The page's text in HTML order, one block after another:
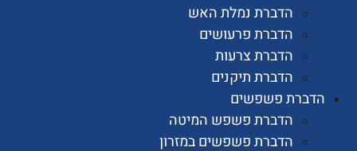
הדברת נמלת האש
הדברת פרעושים
הדברת צרעות
הדברת תיקנים
פשפשים
הדברת פשפש המיטה
הדברת פשפשים במזרון